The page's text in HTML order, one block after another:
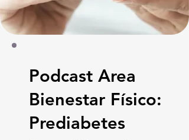
Podcast Area
Bienestar Físico:
Prediabetes